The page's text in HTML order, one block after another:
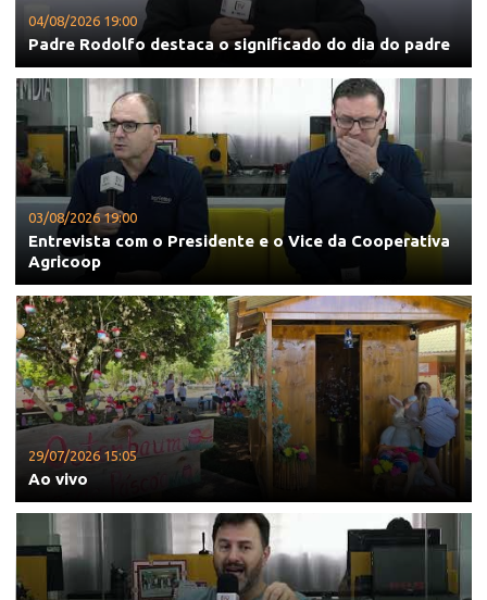
04/08/2026 19:00
Padre Rodolfo destaca o significado do dia do padre
03/08/2026 19:00
Entrevista com o Presidente e o Vice da Cooperativa
Agricoop
29/07/2026 15:05
Ao vivo